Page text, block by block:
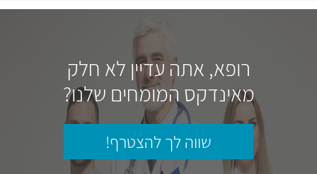
רופא, אתה עדיין לא חלק
מאינדקס המומחים שלנו?
שווה לך להצטרף!